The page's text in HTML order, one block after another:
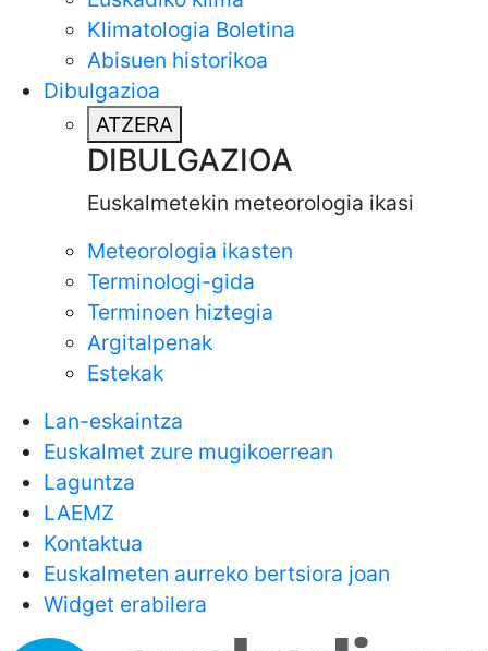
Klimatologia Boletina
Abisuen historikoa
Dibulgazioa
ATZERA
DIBULGAZIOA
Euskalmetekin meteorologia ikasi
Meteorologia ikasten
Terminologi-gida
Terminoen hiztegia
Argitalpenak
Estekak
Lan-eskaintza
Euskalmet zure mugikoerrean
Laguntza
LAEMZ
Kontaktua
Euskalmeten aurreko bertsiora joan
Widget erabilera